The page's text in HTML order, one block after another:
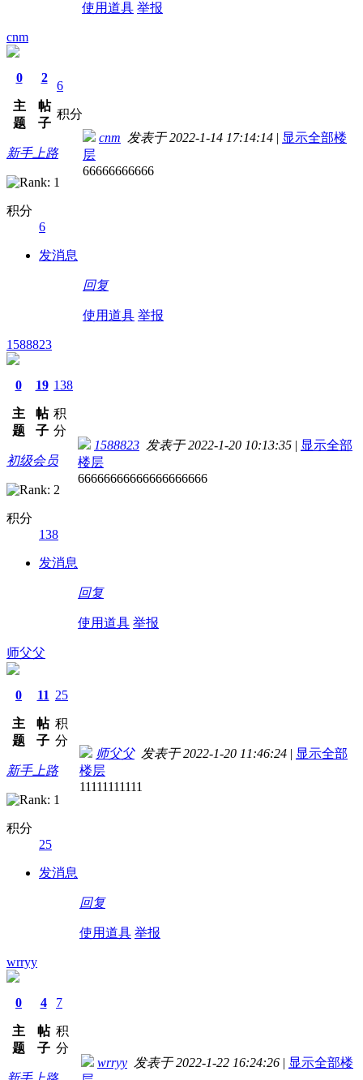
使用道具 举报
cnm
0
主
题
2
帖
子
6
积分
新手上路
积分
6
发消息
cnm 发表于 2022-1-14 17:14:14 | 显示全部楼
层
66666666666
回复
使用道具 举报
1588823
0
主
题
19
帖
子
138
积
分
初级会员
积分
138
发消息
1588823 发表于 2022-1-20 10:13:35 | 显示全部
楼层
66666666666666666666
回复
使用道具 举报
师父父
0
主
题
11
帖
子
25
积
分
新手上路
积分
25
发消息
师父父发表于 2022-1-20 11:46:24 | 显示全部
楼层
11111111111
回复
使用道具 举报
wrryy
0
主
题
4
帖
子
7
积
分
wrryy 发表于 2022-1-22 16:24:26 | 显示全部楼